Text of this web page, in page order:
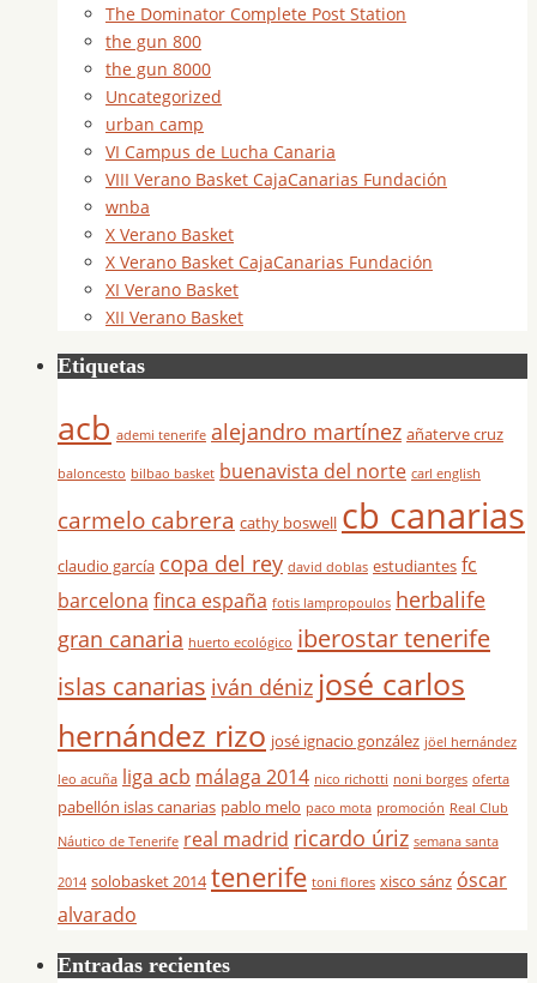
The Dominator Complete Post Station
the gun 800
the gun 8000
Uncategorized
urban camp
VI Campus de Lucha Canaria
VIII Verano Basket CajaCanarias Fundación
wnba
X Verano Basket
X Verano Basket CajaCanarias Fundación
XI Verano Basket
XII Verano Basket
Etiquetas
acb ademi tenerife alejandro martínez añaterve cruz
baloncesto bilbao basket buenavista del norte carl english
carmelo cabrera cathy boswell cb canarias
claudio garcía copa del rey david doblas estudiantes fc
barcelona finca españa fotis lampropoulos herbalife
gran canaria huerto ecológico iberostar tenerife
islas canarias iván déniz josé carlos
hernández rizo josé ignacio gonzález jöel hernández
leo acuña liga acb málaga 2014 nico richotti noni borges oferta
pabellón islas canarias pablo melo paco mota promoción Real Club
Náutico de Tenerife real madrid ricardo úriz semana santa
2014 solobasket 2014 tenerife toni flores xisco sánz óscar
alvarado
Entradas recientes